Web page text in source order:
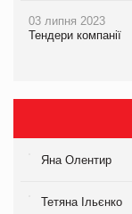
03 липня 2023
Тендери компанії
Яна Олентир
Тетяна Ільєнко